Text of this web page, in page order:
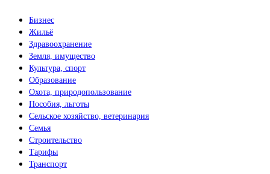
Бизнес
Жильё
Здравоохранение
Земля, имущество
Культура, спорт
Образование
Охота, природопользование
Пособия, льготы
Сельское хозяйство, ветеринария
Семья
Строительство
Тарифы
Транспорт